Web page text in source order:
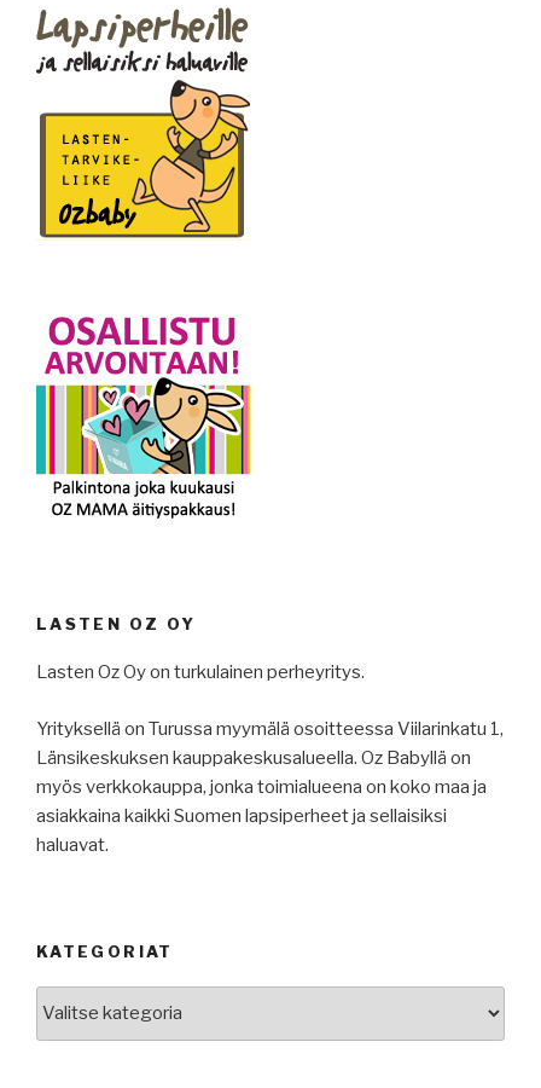
LASTEN OZ OY
Lasten Oz Oy on turkulainen perheyritys.
Yrityksellä on Turussa myymälä osoitteessa Viilarinkatu 1,
Länsikeskuksen kauppakeskusalueella. Oz Babyllä on
myös verkkokauppa, jonka toimialueena on koko maa ja
asiakkaina kaikki Suomen lapsiperheet ja sellaisiksi
haluavat.
KATEGORIAT
Kategoriat